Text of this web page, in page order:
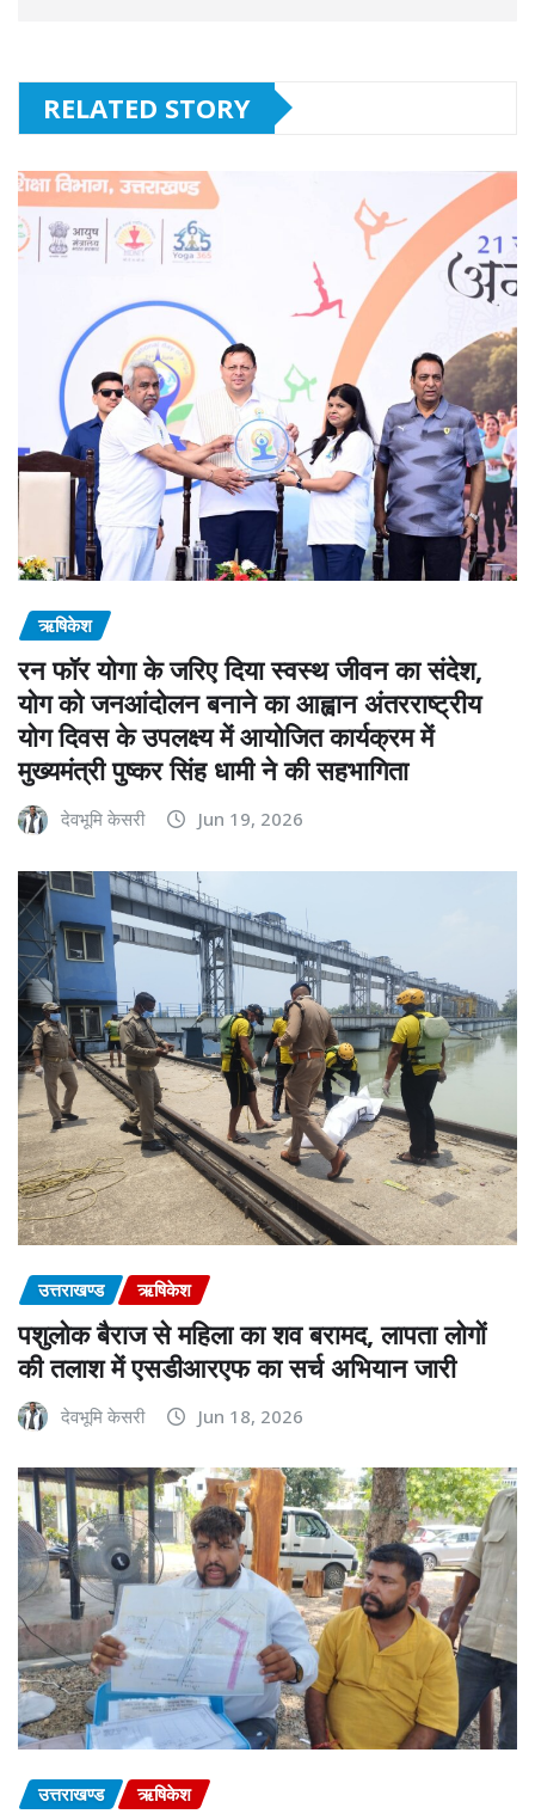
RELATED STORY
ऋषिकेश
रन फॉर योगा के जरिए दिया स्वस्थ जीवन का संदेश,
योग को जनआंदोलन बनाने का आह्वान अंतरराष्ट्रीय
योग दिवस के उपलक्ष्य में आयोजित कार्यक्रम में
मुख्यमंत्री पुष्कर सिंह धामी ने की सहभागिता
देवभूमि केसरी Jun 19, 2026
उत्तराखण्ड ऋषिकेश
पशुलोक बैराज से महिला का शव बरामद, लापता लोगों
की तलाश में एसडीआरएफ का सर्च अभियान जारी
देवभूमि केसरी Jun 18, 2026
उत्तराखण्ड ऋषिकेश